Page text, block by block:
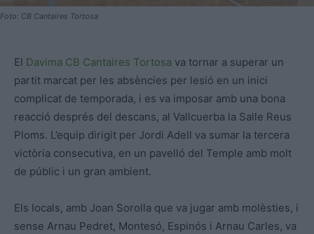
Foto: CB Cantaires Tortosa
El Davima CB Cantaires Tortosa va tornar a superar un
partit marcat per les absències per lesió en un inici
complicat de temporada, i es va imposar amb una bona
reacció després del descans, al Vallcuerba la Salle Reus
Ploms. L’equip dirigit per Jordi Adell va sumar la tercera
victòria consecutiva, en un pavelló del Temple amb molt
de públic i un gran ambient.
Els locals, amb Joan Sorolla que va jugar amb molèsties, i
sense Arnau Pedret, Montesó, Espinós i Arnau Carles, va